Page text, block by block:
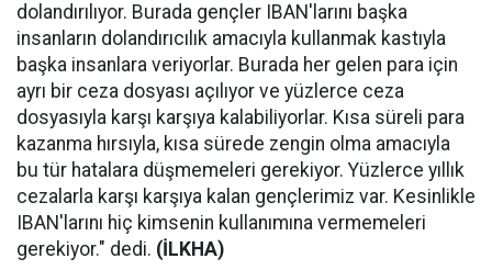
dolandırılıyor. Burada gençler IBAN'larını başka
insanların dolandırıcılık amacıyla kullanmak kastıyla
başka insanlara veriyorlar. Burada her gelen para için
ayrı bir ceza dosyası açılıyor ve yüzlerce ceza
dosyasıyla karşı karşıya kalabiliyorlar. Kısa süreli para
kazanma hırsıyla, kısa sürede zengin olma amacıyla
bu tür hatalara düşmemeleri gerekiyor. Yüzlerce yıllık
cezalarla karşı karşıya kalan gençlerimiz var. Kesinlikle
IBAN'larını hiç kimsenin kullanımına vermemeleri
gerekiyor." dedi. (İLKHA)